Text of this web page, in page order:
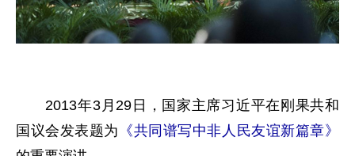
2013年3月29日，国家主席习近平在刚果共和
国议会发表题为 《共同谱写中非人民友谊新篇章》